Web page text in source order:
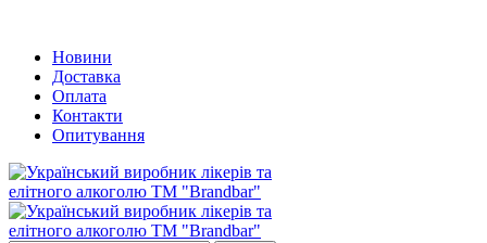
Новини
Доставка
Оплата
Контакти
Опитування